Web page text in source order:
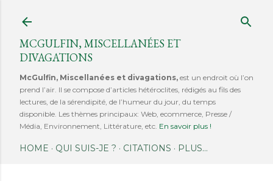
MCGULFIN, MISCELLANÉES ET
DIVAGATIONS
McGulfin, Miscellanées et divagations, est un endroit où l’on
prend l’air. Il se compose d’articles hétéroclites, rédigés au fils des
lectures, de la sérendipité, de l’humeur du jour, du temps
disponible. Les thèmes principaux: Web, ecommerce, Presse /
Média, Environnement, Littérature, etc. En savoir plus !
HOME QUI SUIS-JE ? CITATIONS PLUS…